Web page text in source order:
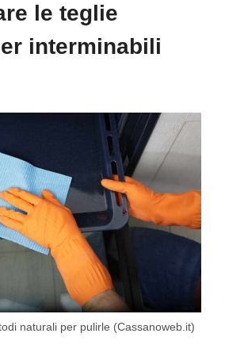
le teglie
interminabili
naturali per pulirle (Cassanoweb.it)